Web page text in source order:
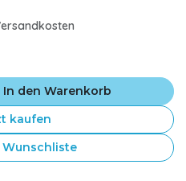
In den Warenkorb
kaufen
Wunschliste